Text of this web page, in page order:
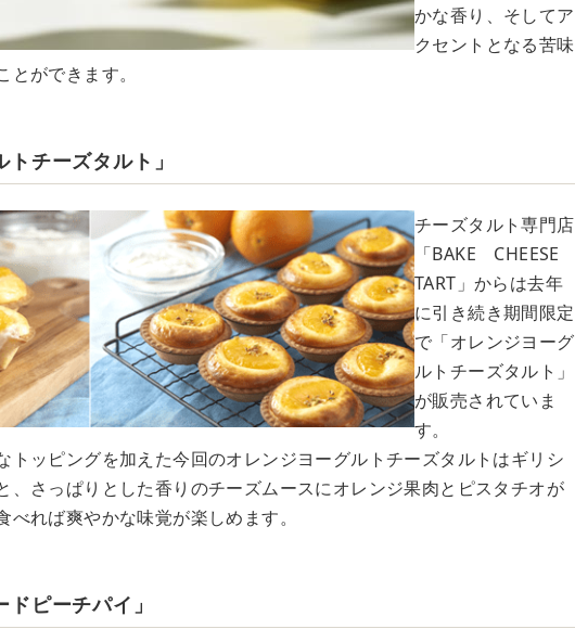
かな香り、そしてア
クセントとなる苦味
ができます。
トチーズタルト」
チーズタルト専門店
「BAKE CHEESE
TART」からは去年
に引き続き期間限定
で「オレンジヨーグ
ルトチーズタルト」
が販売されていま
す。
トッピングを加えた今回のオレンジヨーグルトチーズタルトはギリシ
、さっぱりとした香りのチーズムースにオレンジ果肉とピスタチオが
べれば爽やかな味覚が楽しめます。
ピーチパイ」